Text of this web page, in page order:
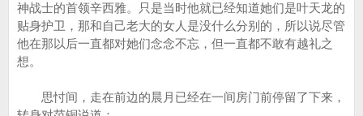
神战士的首领辛西雅。只是当时他就已经知道她们是叶天龙的
贴身护卫，那和自己老大的女人是没什么分别的，所以说尽管
他在那以后一直都对她们念念不忘，但一直都不敢有越礼之
想。
思忖间，走在前边的晨月已经在一间房门前停留了下来，